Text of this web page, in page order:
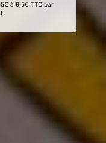
à 9,5€ TTC par